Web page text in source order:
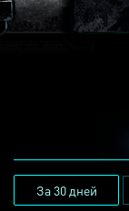
За 30 дней